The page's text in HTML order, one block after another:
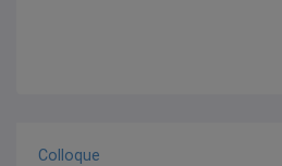
Colloque